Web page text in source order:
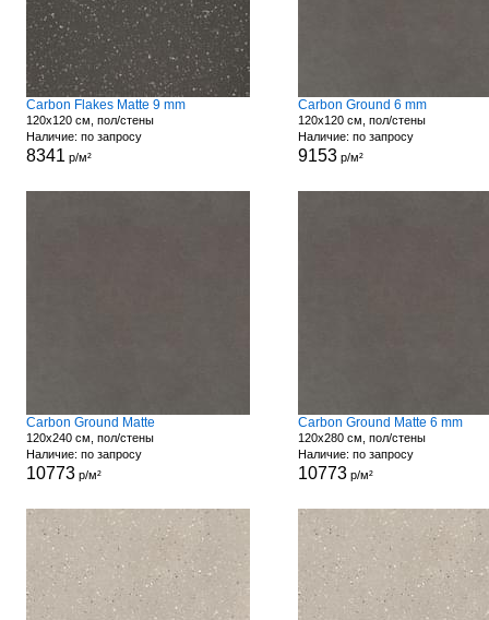
Carbon Flakes Matte 9 mm
120x120 см, пол/стены
Наличие: по запросу
8341 р/м²
Carbon Ground 6 mm
120x120 см, пол/стены
Наличие: по запросу
9153р/м²
Carbon Ground Matte
120x240 см, пол/стены
Наличие: по запросу
10773р/м²
Carbon Ground Matte 6 mm
120x280 см, пол/стены
Наличие: по запросу
10773р/м²